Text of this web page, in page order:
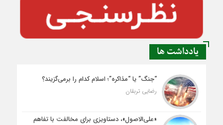
یادداشت ها
“جنگ” یا “مذاکره”؛ اسلام کدام را برمی‌گزیند؟
رضایی تربقان
«علی‌الاصول»، دستاویزی برای مخالفت با تفاهم